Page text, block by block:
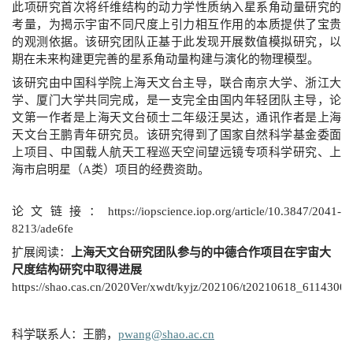
此项研究首次将纤维结构的动力学性质纳入星系角动量研究的
考量，为揭示宇宙不同尺度上引力相互作用的本质提供了宝贵
的观测依据。该研究团队正基于此发现开展数值模拟研究，以
期在未来构建更完善的星系角动量构建与演化的物理模型。
该研究由中国科学院上海天文台主导，联合南京大学、浙江大
学、厦门大学共同完成，是一支完全由国内年轻团队主导，论
文第一作者是上海天文台硕士二年级汪昊达，通讯作者是上海
天文台王鹏青年研究员。该研究得到了国家自然科学基金委面
上项目、中国载人航天工程巡天空间望远镜专项科学研究、上
海市启明星（A类）项目的经费资助。
论文链接：https://iopscience.iop.org/article/10.3847/2041-
8213/ade6fe
扩展阅读：
上海天文台研究团队参与的中德合作项目在宇宙大
尺度结构研究中取得进展
https://shao.cas.cn/2020Ver/xwdt/kyjz/202106/
科学联系人：王鹏， pwang@shao.ac.cn